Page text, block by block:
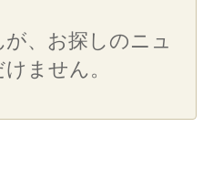
、お探しのニュ
ません。